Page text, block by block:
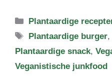
Categorieën
Plantaardige
Tags
Plantaardige burger,
Plantaardige snack,
Veganistische junkfood